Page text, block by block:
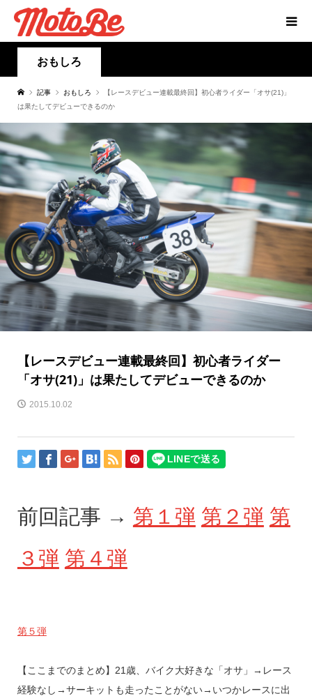
おもしろ
記事 おもしろ
【レースデビュー連載最終回】初心者ライダー「オサ(21)」
は果たしてデビューできるのか
【レースデビュー連載最終回】初心者ライダー
「オサ(21)」は果たしてデビューできるのか
2015.10.02
前回記事 → 第１弾 第２弾 第
３弾 第４弾
第５弾
【ここまでのまとめ】21歳、バイク大好きな「オサ」→レース
経験なし→サーキットも走ったことがない→いつかレースに出